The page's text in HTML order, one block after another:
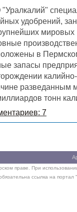
удобрений,
в
запасы
разведанным
тонн
7
праве. При
ссылка на